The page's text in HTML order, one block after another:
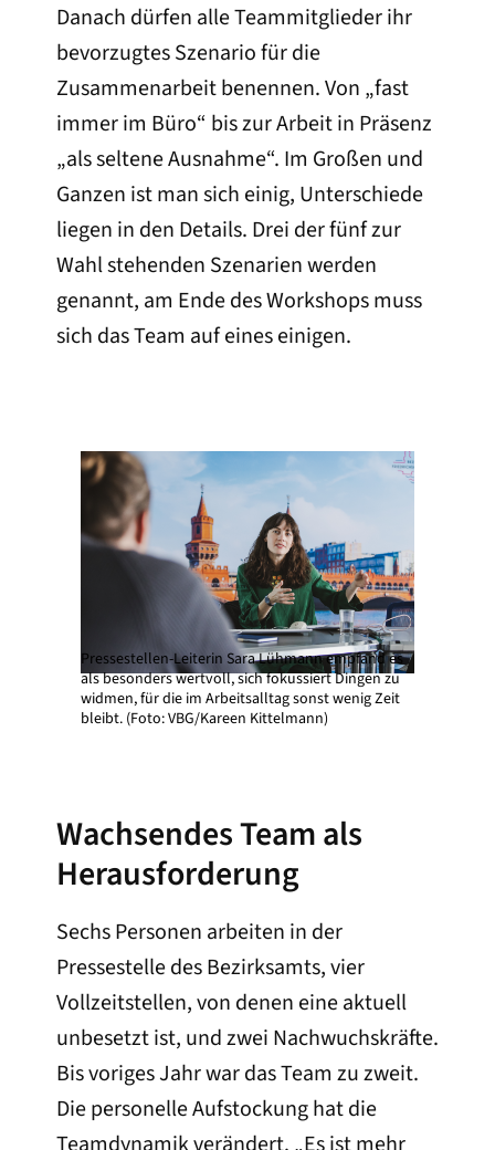
Danach dürfen alle Teammitglieder ihr
bevorzugtes Szenario für die
Zusammenarbeit benennen. Von „fast
immer im Büro“ bis zur Arbeit in Präsenz
„als seltene Ausnahme“. Im Großen und
Ganzen ist man sich einig, Unterschiede
liegen in den Details. Drei der fünf zur
Wahl stehenden Szenarien werden
genannt, am Ende des Workshops muss
sich das Team auf eines einigen.
Pressestellen-Leiterin Sara Lühmann empfand es
als besonders wertvoll, sich fokussiert Dingen zu
widmen, für die im Arbeitsalltag sonst wenig Zeit
bleibt. (Foto: VBG/Kareen Kittelmann)
Wachsendes Team als
Herausforderung
Sechs Personen arbeiten in der
Pressestelle des Bezirksamts, vier
Vollzeitstellen, von denen eine aktuell
unbesetzt ist, und zwei Nachwuchskräfte.
Bis voriges Jahr war das Team zu zweit.
Die personelle Aufstockung hat die